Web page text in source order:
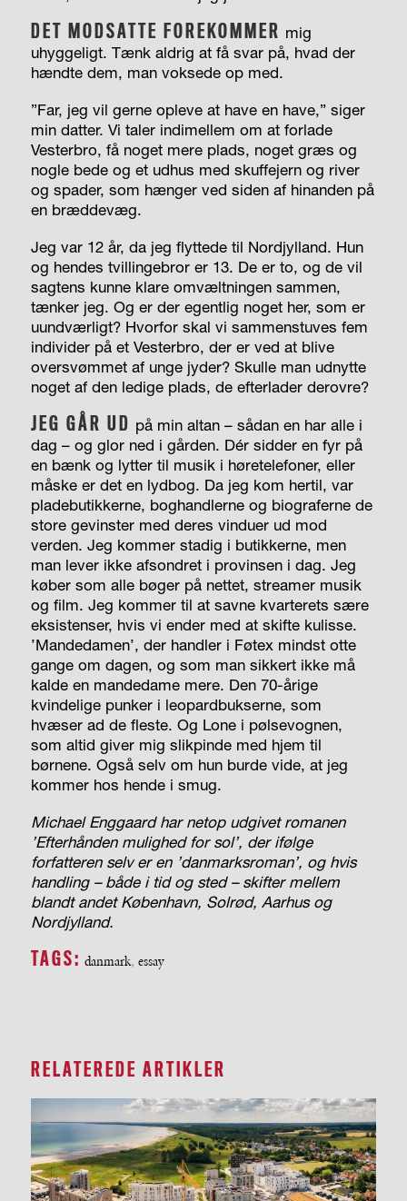
DET MODSATTE FOREKOMMER mig
uhyggeligt. Tænk aldrig at få svar på, hvad der
hændte dem, man voksede op med.
”Far, jeg vil gerne opleve at have en have,” siger
min datter. Vi taler indimellem om at forlade
Vesterbro, få noget mere plads, noget græs og
nogle bede og et udhus med skuffejern og river
og spader, som hænger ved siden af hinanden på
en bræddevæg.
Jeg var 12 år, da jeg flyttede til Nordjylland. Hun
og hendes tvillingebror er 13. De er to, og de vil
sagtens kunne klare omvæltningen sammen,
tænker jeg. Og er der egentlig noget her, som er
uundværligt? Hvorfor skal vi sammenstuves fem
individer på et Vesterbro, der er ved at blive
oversvømmet af unge jyder? Skulle man udnytte
noget af den ledige plads, de efterlader derovre?
JEG GÅR UD på min altan – sådan en har alle i
dag – og glor ned i gården. Dér sidder en fyr på
en bænk og lytter til musik i høretelefoner, eller
måske er det en lydbog. Da jeg kom hertil, var
pladebutikkerne, boghandlerne og biograferne de
store gevinster med deres vinduer ud mod
verden. Jeg kommer stadig i butikkerne, men
man lever ikke afsondret i provinsen i dag. Jeg
køber som alle bøger på nettet, streamer musik
og film. Jeg kommer til at savne kvarterets sære
eksistenser, hvis vi ender med at skifte kulisse.
’Mandedamen’, der handler i Føtex mindst otte
gange om dagen, og som man sikkert ikke må
kalde en mandedame mere. Den 70-årige
kvindelige punker i leopardbukserne, som
hvæser ad de fleste. Og Lone i pølsevognen,
som altid giver mig slikpinde med hjem til
børnene. Også selv om hun burde vide, at jeg
kommer hos hende i smug.
Michael Enggaard har netop udgivet romanen
’Efterhånden mulighed for sol’, der ifølge
forfatteren selv er en ’danmarksroman’, og hvis
handling – både i tid og sted – skifter mellem
blandt andet København, Solrød, Aarhus og
Nordjylland.
TAGS: danmark, essay
RELATEREDE ARTIKLER